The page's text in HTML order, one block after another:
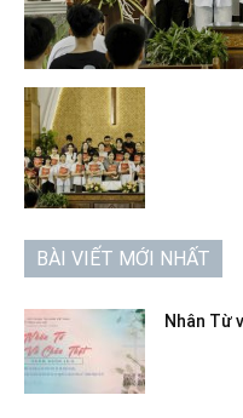
BÀI VIẾT MỚI NHẤT
Nhân Từ